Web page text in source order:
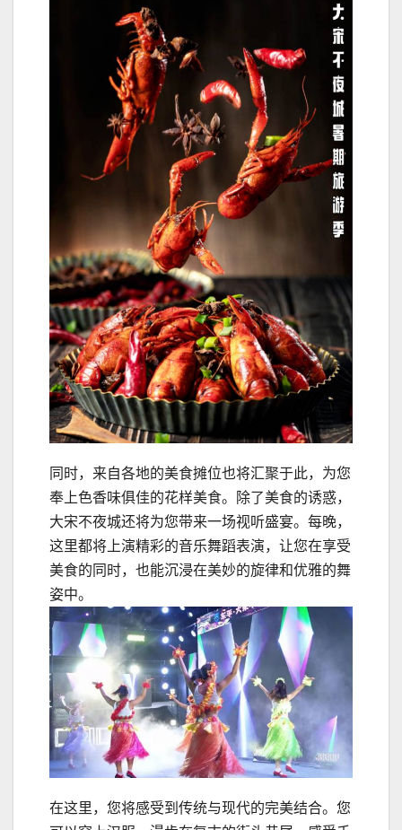
同时，来自各地的美食摊位也将汇聚于此，为您
奉上色香味俱佳的花样美食。除了美食的诱惑，
大宋不夜城还将为您带来一场视听盛宴。每晚，
这里都将上演精彩的音乐舞蹈表演，让您在享受
美食的同时，也能沉浸在美妙的旋律和优雅的舞
姿中。
在这里，您将感受到传统与现代的完美结合。您